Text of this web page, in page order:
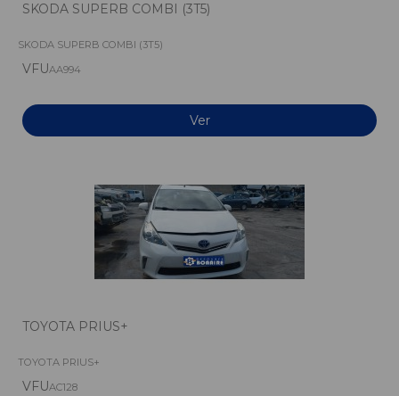
SKODA SUPERB COMBI (3T5)
SKODA SUPERB COMBI (3T5)
VFUAA994
Ver
TOYOTA PRIUS+
TOYOTA PRIUS+
VFUAC128